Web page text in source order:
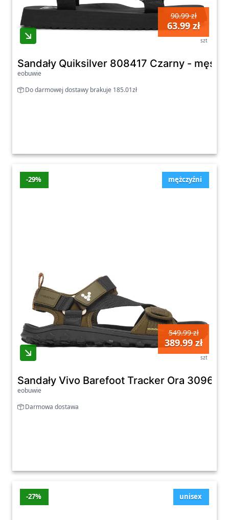
90.99 zł
63.99 zł
szt
Sandały Quiksilver 808417 Czarny - męskie
eobuwie
Do darmowej dostawy brakuje 185.01zł
mężczyźni
-29%
549.99 zł
389.99 zł
szt
Sandały Vivo Barefoot Tracker Ora
eobuwie
Darmowa dostawa
unisex
-27%